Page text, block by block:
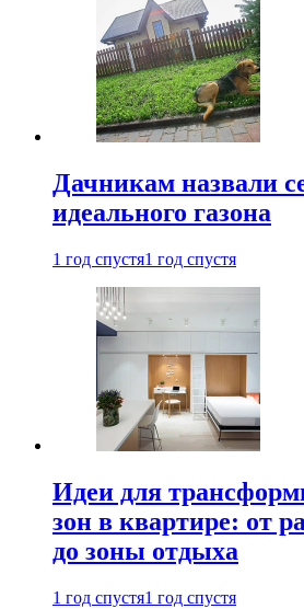
Дачникам назвали
идеального газона
1 год спустя1 год спустя
Идеи для
зон в квартире: от
до зоны отдыха
1 год спустя1 год спустя